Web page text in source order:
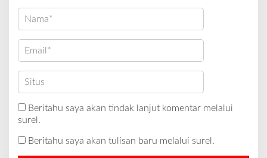
Beritahu saya akan tindak lanjut komentar melalui
surel.
Beritahu saya akan tulisan baru melalui surel.